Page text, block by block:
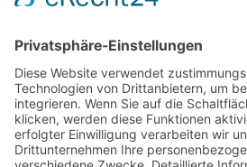
weiterentwickelt und mit der
erprobt werden.
TAGS IN DIESEM ARTIKEL
AKTUELLES AUS DER KAMPAGNE